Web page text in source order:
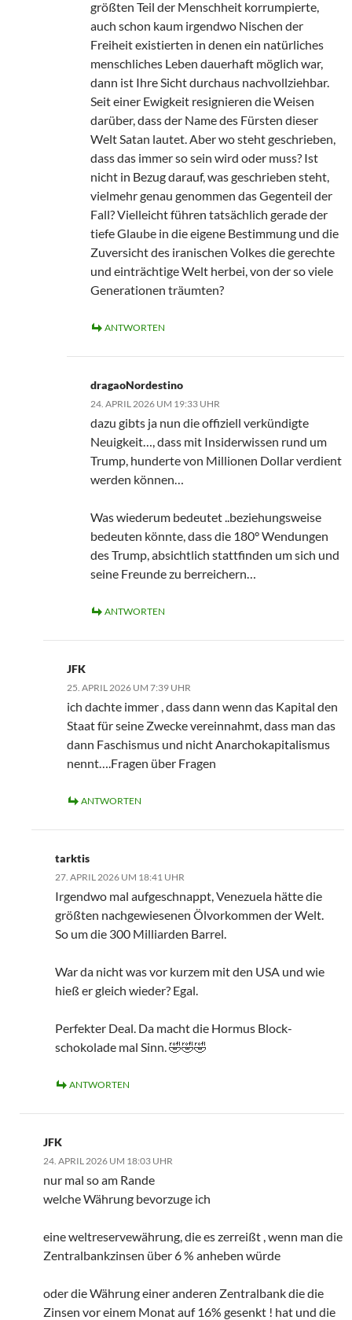
größten Teil der Menschheit korrumpierte,
auch schon kaum irgendwo Nischen der
Freiheit existierten in denen ein natürliches
menschliches Leben dauerhaft möglich war,
dann ist Ihre Sicht durchaus nachvollziehbar.
Seit einer Ewigkeit resignieren die Weisen
darüber, dass der Name des Fürsten dieser
Welt Satan lautet. Aber wo steht geschrieben,
dass das immer so sein wird oder muss? Ist
nicht in Bezug darauf, was geschrieben steht,
vielmehr genau genommen das Gegenteil der
Fall? Vielleicht führen tatsächlich gerade der
tiefe Glaube in die eigene Bestimmung und die
Zuversicht des iranischen Volkes die gerechte
und einträchtige Welt herbei, von der so viele
Generationen träumten?
ANTWORTEN
dragaoNordestino
24. APRIL 2026 UM 19:33 UHR
dazu gibts ja nun die offiziell verkündigte
Neuigkeit…, dass mit Insiderwissen rund um
Trump, hunderte von Millionen Dollar verdient
werden können…
Was wiederum bedeutet ..beziehungsweise
bedeuten könnte, dass die 180° Wendungen
des Trump, absichtlich stattfinden um sich und
seine Freunde zu berreichern…
ANTWORTEN
JFK
25. APRIL 2026 UM 7:39 UHR
ich dachte immer , dass dann wenn das Kapital den
Staat für seine Zwecke vereinnahmt, dass man das
dann Faschismus und nicht Anarchokapitalismus
nennt….Fragen über Fragen
ANTWORTEN
tarktis
27. APRIL 2026 UM 18:41 UHR
Irgendwo mal aufgeschnappt, Venezuela hätte die
größten nachgewiesenen Ölvorkommen der Welt.
So um die 300 Milliarden Barrel.
War da nicht was vor kurzem mit den USA und wie
hieß er gleich wieder? Egal.
Perfekter Deal. Da macht die Hormus Block-
schokolade mal Sinn. 🤣🤣🤣
ANTWORTEN
JFK
24. APRIL 2026 UM 18:03 UHR
nur mal so am Rande
welche Währung bevorzuge ich
eine weltreservewährung, die es zerreißt , wenn man die
Zentralbankzinsen über 6 % anheben würde
oder die Währung einer anderen Zentralbank die die
Zinsen vor einem Monat auf 16% gesenkt ! hat und die